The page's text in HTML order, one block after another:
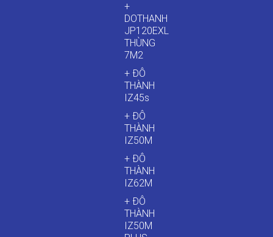
+
DOTHANH
JP120EXL
THÙNG
7M2
+ ĐÔ
THÀNH
IZ45s
+ ĐÔ
THÀNH
IZ50M
+ ĐÔ
THÀNH
IZ62M
+ ĐÔ
THÀNH
IZ50M